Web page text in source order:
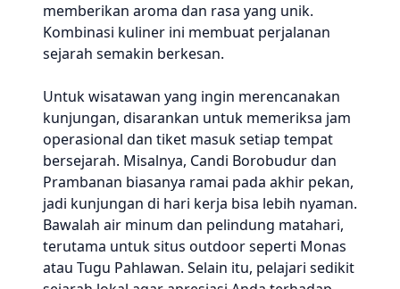
memberikan aroma dan rasa yang unik.
Kombinasi kuliner ini membuat perjalanan
sejarah semakin berkesan.
Untuk wisatawan yang ingin merencanakan
kunjungan, disarankan untuk memeriksa jam
operasional dan tiket masuk setiap tempat
bersejarah. Misalnya, Candi Borobudur dan
Prambanan biasanya ramai pada akhir pekan,
jadi kunjungan di hari kerja bisa lebih nyaman.
Bawalah air minum dan pelindung matahari,
terutama untuk situs outdoor seperti Monas
atau Tugu Pahlawan. Selain itu, pelajari sedikit